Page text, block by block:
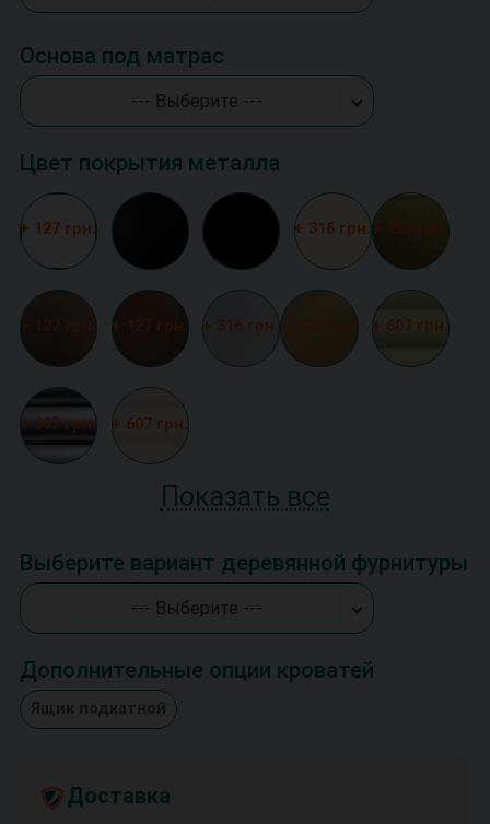
Основа под матрас
--- Выберите ---
Цвет покрытия металла
+ 127 грн. + 316 грн.+ 127 грн.
+ 127 грн. + 127 грн. + 316 грн.+ 822 грн. + 607 грн.
+ 607 грн. + 607 грн.
Показать все
Выберите вариант деревянной фурнитуры
--- Выберите ---
Дополнительные опции кроватей
Ящик подкатной
Доставка